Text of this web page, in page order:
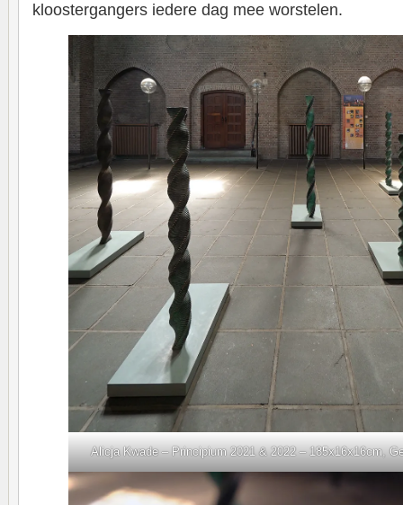
kloostergangers iedere dag mee worstelen.
Alicja Kwade – Principium 2021 & 2022 – 185x16x16cm,